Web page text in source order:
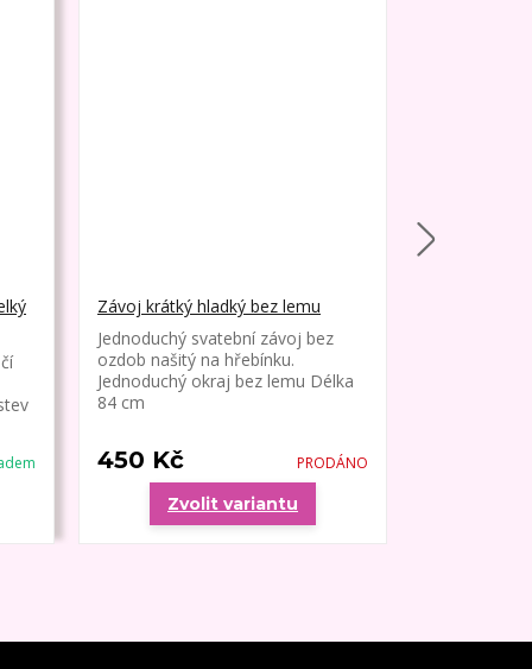
Závoj krátký hladký bez lemu
Jednoduchý svatební závoj bez
ozdob našitý na hřebínku.
Jednoduchý okraj bez lemu Délka
84 cm
450 Kč PRODÁNO
Zvolit variantu